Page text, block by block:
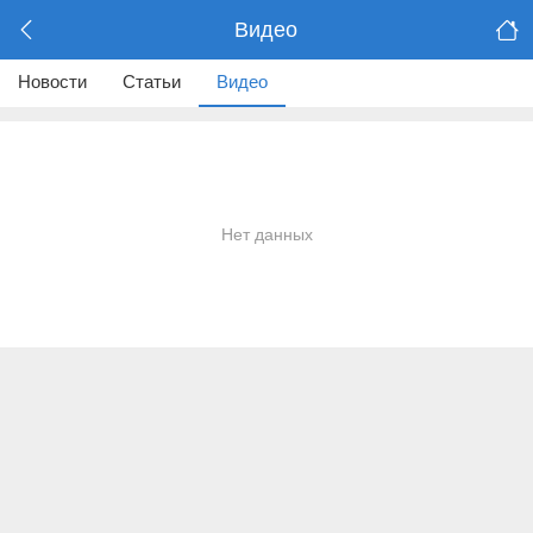
Видео
Новости Статьи Видео
Нет данных